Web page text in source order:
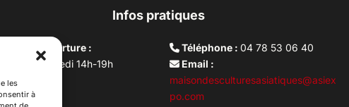
les
à
Infos pratiques
d’ouverture :
au vendredi 14h-19h
10h –17h
lundi
Téléphone :04 78 53 06 40
Email :
maisondesculturesasiatiques@asiex
po.com